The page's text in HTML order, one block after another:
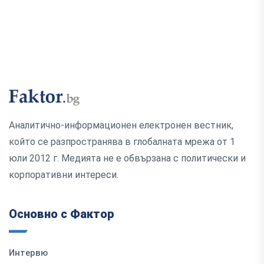
Аналитично-информационен електронен вестник,
който се разпространява в глобалната мрежа от 1
юли 2012 г. Медията не е обвързана с политически и
корпоративни интереси.
Основно с Фактор
Интервю